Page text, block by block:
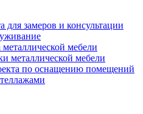
для замеров и консультации
металлической мебели
металлической мебели
по оснащению помещений